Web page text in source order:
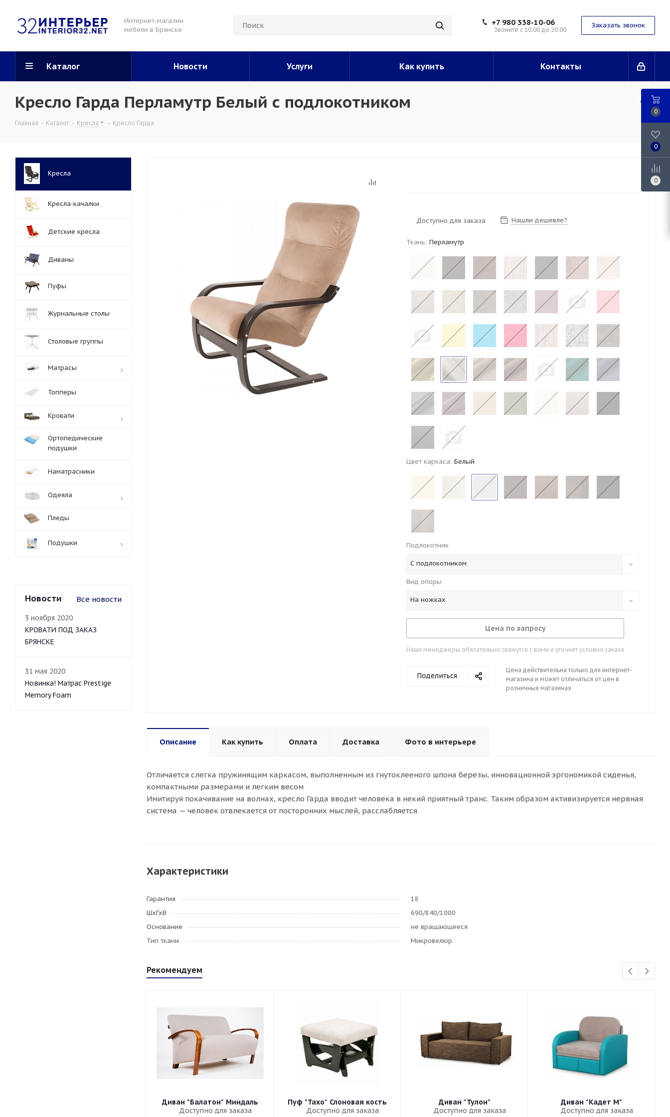
Интернет-магазин
мебели в Брянске
+7 980 338-10-06
Звоните с 10:00 до 20:00
Заказать звонок
Каталог Новости Услуги Как купить Контакты
Кресло Гарда Перламутр Белый с подлокотником
Главная - Каталог - Кресла - Кресло Гарда
Доступно для заказа Нашли дешевле?
Ткань: Перламутр
Цвет каркаса: Белый
Подлокотник
С подлокотником
Вид опоры
На ножках
Цена по запросу
Наши менеджеры обязательно свяжутся с вами и уточнят условия заказа
Поделиться
Цена действительна только для интернет-
магазина и может отличаться от цен в
розничных магазинах
Описание Как купить Оплата Доставка Фото в интерьере
Отличается слегка пружинящим каркасом, выполненным из гнутоклееного шпона березы, инновационной эргономикой сиденья,
компактными размерами и легким весом
Имитируя покачивание на волнах, кресло Гарда вводит человека в некий приятный транс. Таким образом активизируется нервная
система — человек отвлекается от посторонних мыслей, расслабляется
Характеристики
Гарантия
18
ШхГхВ
690/840/1000
Основание
не вращающееся
Тип ткани
Микровелюр
Рекомендуем
Диван "Балатон" Миндаль
Доступно для заказа
Пуф "Тахо" Слоновая кость
Доступно для заказа
Диван "Тулон"
Доступно для заказа
Диван "Кадет М"
Доступно для заказа
Кресла
Кресла-качалки
Детские кресла
Диваны
Пуфы
Журнальные столы
Столовые группы
Матрасы
Топперы
Кровати
Ортопедические
подушки
Наматрасники
Одеяла
Пледы
Подушки
Новости Все новости
3 ноября 2020
КРОВАТИ ПОД ЗАКАЗ
БРЯНСКЕ
31 мая 2020
Новинка! Матрас Prestige
Memory Foam
0
0
0